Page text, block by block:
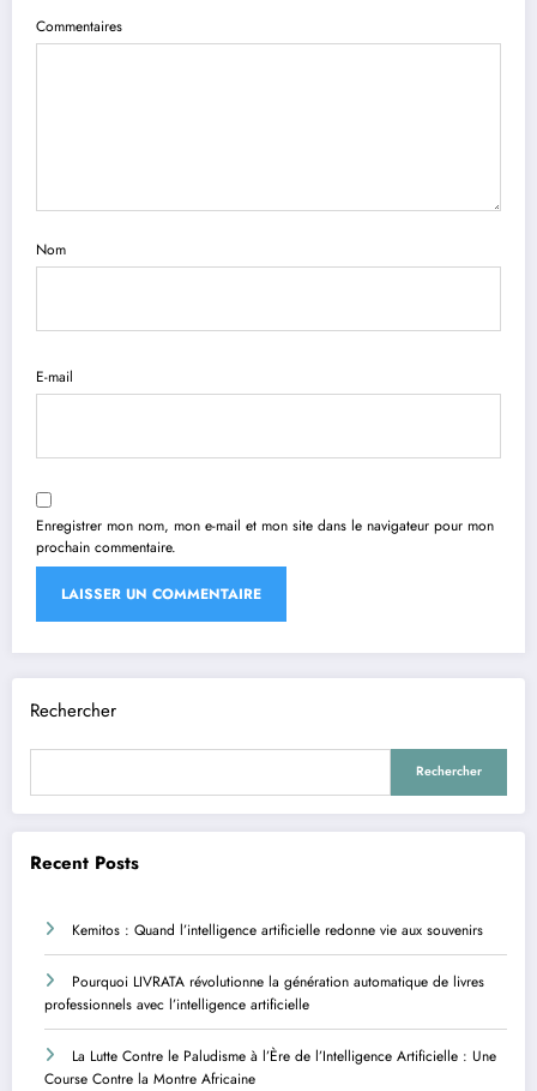
Commentaires
Nom
E-mail
Enregistrer mon nom, mon e-mail et mon site dans le navigateur pour mon
prochain commentaire.
Rechercher
Rechercher
Recent Posts
Kemitos : Quand l’intelligence artificielle redonne vie aux souvenirs
Pourquoi LIVRATA révolutionne la génération automatique de livres
professionnels avec l’intelligence artificielle
La Lutte Contre le Paludisme à l’Ère de l’Intelligence Artificielle : Une
Course Contre la Montre Africaine